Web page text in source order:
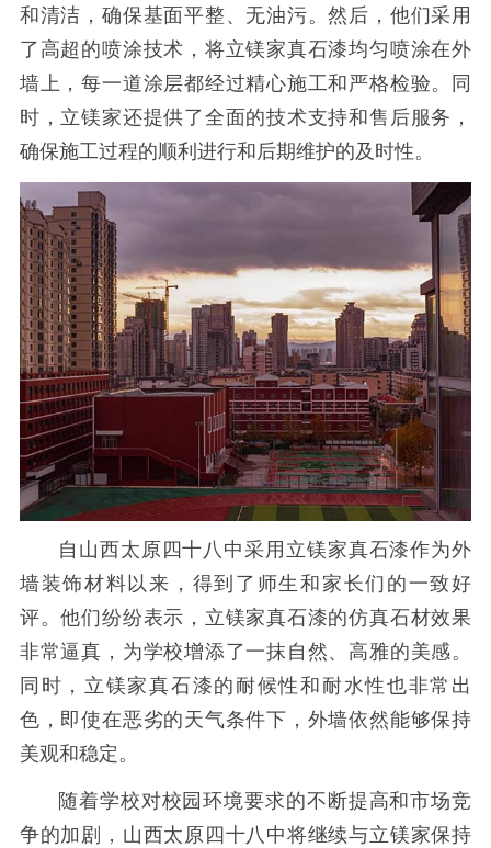
和清洁，确保基面平整、无油污。然后，他们采用
了高超的喷涂技术，将立镁家真石漆均匀喷涂在外
墙上，每一道涂层都经过精心施工和严格检验。同
时，立镁家还提供了全面的技术支持和售后服务，
确保施工过程的顺利进行和后期维护的及时性。
自山西太原四十八中采用立镁家真石漆作为外
墙装饰材料以来，得到了师生和家长们的一致好
评。他们纷纷表示，立镁家真石漆的仿真石材效果
非常逼真，为学校增添了一抹自然、高雅的美感。
同时，立镁家真石漆的耐候性和耐水性也非常出
色，即使在恶劣的天气条件下，外墙依然能够保持
美观和稳定。
随着学校对校园环境要求的不断提高和市场竞
争的加剧，山西太原四十八中将继续与立镁家保持